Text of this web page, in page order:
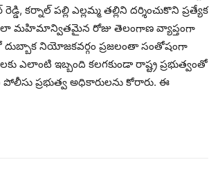
కర్నాల్ పల్లి ఎల్లమ్మ తల్లిని దర్శించుకొని ప్రత్యేక
చాలా మహిమాన్వితమైన రోజు తెలంగాణ వ్యాప్తంగా
దుబ్బాక నియోజకవర్గం ప్రజలంతా సంతోషంగా
ఎలాంటి ఇబ్బంది కలగకుండా రాష్ట్ర ప్రభుత్వంతో
ప్రభుత్వ అధికారులను కోరారు. ఈ